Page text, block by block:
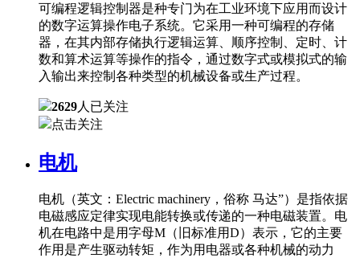
可编程逻辑控制器是种专门为在工业环境下应用而设计
的数字运算操作电子系统。它采用一种可编程的存储
器，在其内部存储执行逻辑运算、顺序控制、定时、计
数和算术运算等操作的指令，通过数字式或模拟式的输
入输出来控制各种类型的机械设备或生产过程。
2629人已关注
点击关注
电机
电机（英文：Electric machinery，俗称 马达”）是指依据
电磁感应定律实现电能转换或传递的一种电磁装置。电
机在电路中是用字母M（旧标准用D）表示，它的主要
作用是产生驱动转矩，作为用电器或各种机械的动力